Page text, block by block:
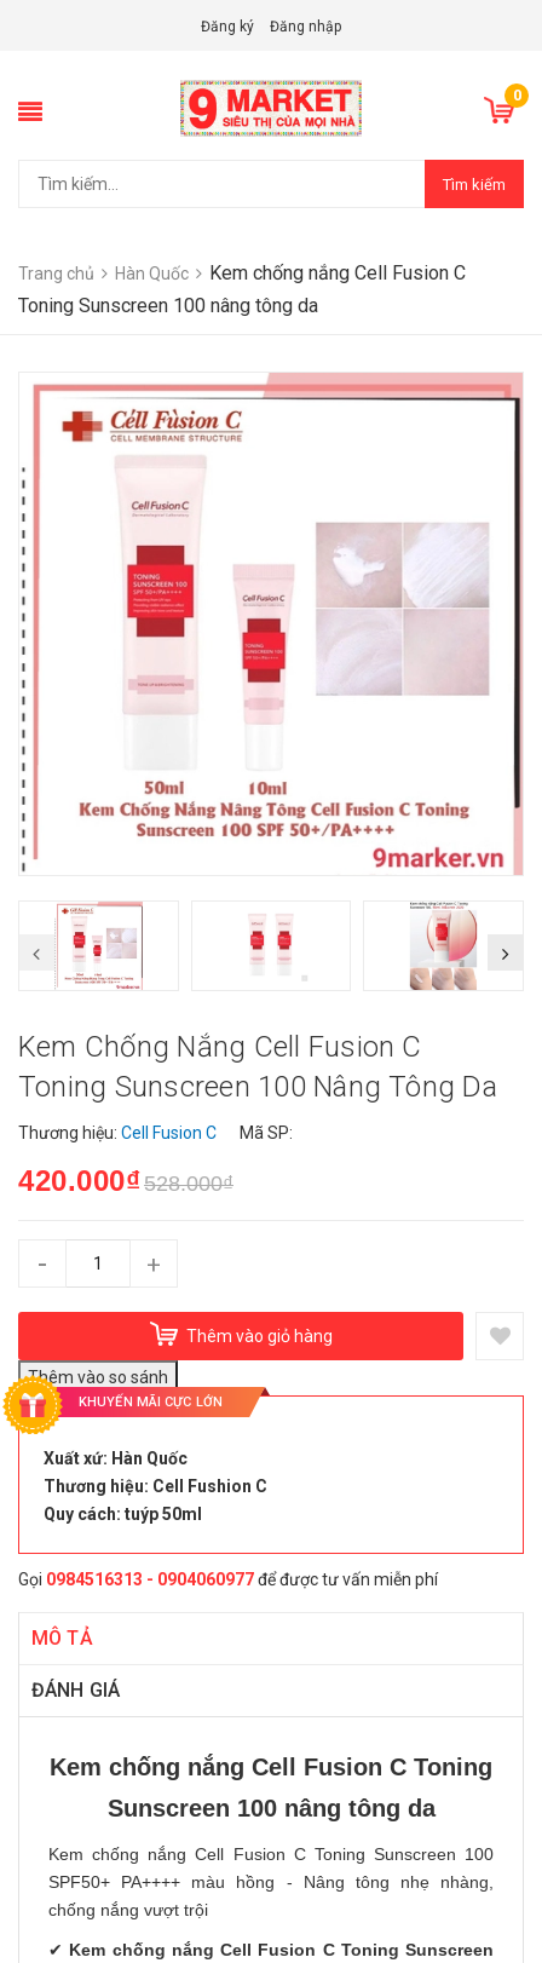
Đăng ký Đăng nhập
0
Tìm kiếm
Trang chủ Hàn Quốc
Kem chống nắng Cell Fusion C
Toning Sunscreen 100 nâng tông da
Kem Chống Nắng Cell Fusion C
Toning Sunscreen 100 Nâng Tông Da
Thương hiệu: Cell Fusion C Mã SP:
420.000₫528.000₫
- +
Thêm vào giỏ hàng
KHUYẾN MÃI CỰC LỚN
Xuất xứ: Hàn Quốc
Thương hiệu: Cell Fushion C
Quy cách: tuýp 50ml
Gọi 0984516313 - 0904060977để được tư vấn miễn phí
MÔ TẢ
ĐÁNH GIÁ
Kem chống nắng Cell Fusion C Toning
Sunscreen 100 nâng tông da
Kem chống nắng Cell Fusion C Toning Sunscreen 100
SPF50+ PA++++ màu hồng - Nâng tông nhẹ nhàng,
chống nắng vượt trội
✔ Kem chống nắng Cell Fusion C Toning Sunscreen